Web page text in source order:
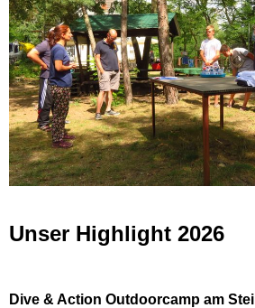
Unser Highlight 2026
Dive & Action Outdoorcamp am